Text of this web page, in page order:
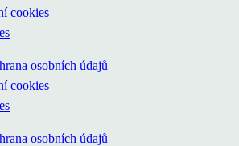
cookies
osobních údajů
cookies
osobních údajů